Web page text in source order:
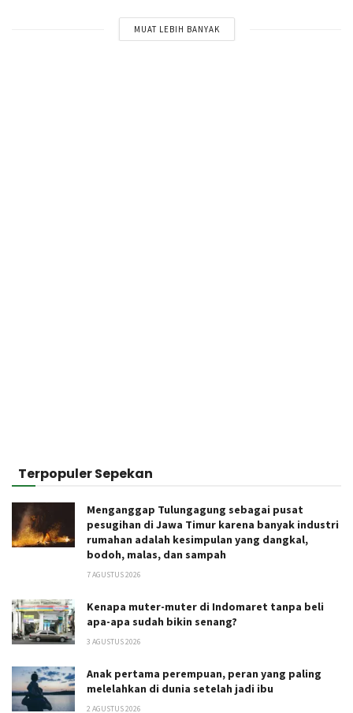
MUAT LEBIH BANYAK
Terpopuler Sepekan
Menganggap Tulungagung sebagai pusat
pesugihan di Jawa Timur karena banyak industri
rumahan adalah kesimpulan yang dangkal,
bodoh, malas, dan sampah
7 AGUSTUS 2026
Kenapa muter-muter di Indomaret tanpa beli
apa-apa sudah bikin senang?
3 AGUSTUS 2026
Anak pertama perempuan, peran yang paling
melelahkan di dunia setelah jadi ibu
2 AGUSTUS 2026